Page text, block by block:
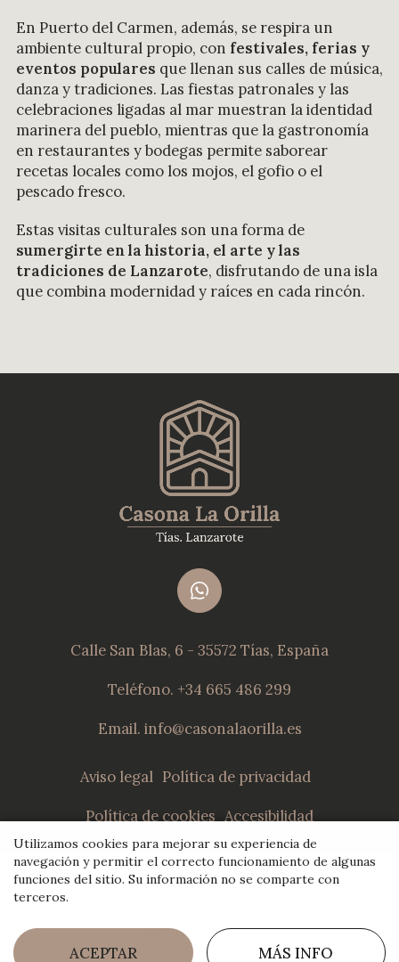
Utilizamos cookies para mejorar su experiencia de
navegación y permitir el correcto funcionamiento de algunas
funciones del sitio. Su información no se comparte con
terceros.
ACEPTAR MÁS INFO
En Puerto del Carmen, además, se respira un
ambiente cultural propio, con festivales, ferias y
eventos populares que llenan sus calles de música,
danza y tradiciones. Las fiestas patronales y las
celebraciones ligadas al mar muestran la identidad
marinera del pueblo, mientras que la gastronomía
en restaurantes y bodegas permite saborear
recetas locales como los mojos, el gofio o el
pescado fresco.
Estas visitas culturales son una forma de
sumergirte en la historia, el arte y las
tradiciones de Lanzarote, disfrutando de una isla
que combina modernidad y raíces en cada rincón.
Calle San Blas, 6 - 35572 Tías, España
Teléfono. +34 665 486 299
Email. info@casonalaorilla.es
Aviso legal Política de privacidad
Política de cookies Accesibilidad
©2026 / Casona la Orilla
Diseño web SGM